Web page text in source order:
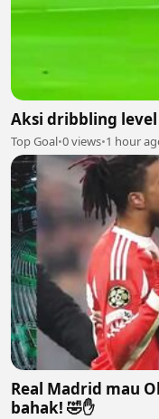
Aksi dribbling level
Top Goal•0 views•1 hour
Real Madrid mau
bahak! 🤣✋